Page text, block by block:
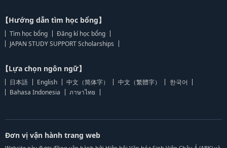
【Hướng dẫn tìm học bổng】
Tìm học bổng
Đăng kí học bổng
JAPAN STUDY SUPPORT Scholarships
【Lựa chọn ngôn ngữ】
日本語 English 中文（简体字） 中文（繁體字）
한국어
Bahasa Indonesia
ภาษาไทย
Đơn vị vận hành trang web